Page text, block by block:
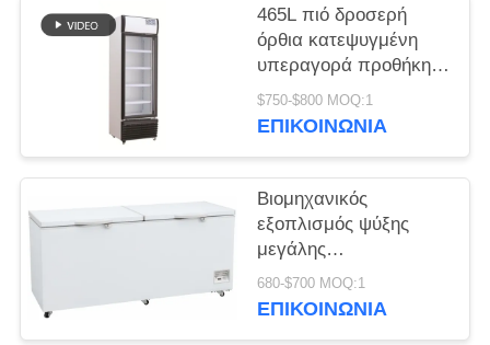
465L πιό δροσερή
όρθια κατεψυγμένη
υπεραγορά προθήκη
επίδειξης ποτών
πορτών γυαλιού
$750-$800 MOQ:1
ΕΠΙΚΟΙΝΩΝΊΑ
Βιομηχανικός
εξοπλισμός ψύξης
μεγάλης
περιεκτικότητας
οριζόντιος για την
680-$700 MOQ:1
ΕΠΙΚΟΙΝΩΝΊΑ